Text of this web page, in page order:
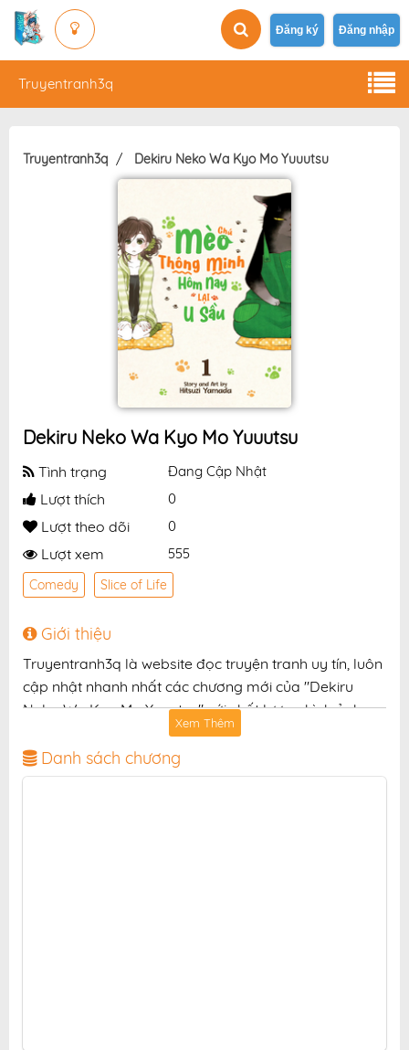
Đăng ký Đăng nhập
Truyentranh3q
Truyentranh3q Dekiru Neko Wa Kyo Mo Yuuutsu
Dekiru Neko Wa Kyo Mo Yuuutsu
Tình trạng Đang Cập Nhật
Lượt thích 0
Lượt theo dõi 0
Lượt xem 555
Comedy Slice of Life
Giới thiệu
Truyentranh3q là website đọc truyện tranh uy tín, luôn
cập nhật nhanh nhất các chương mới của "Dekiru
Neko Wa Kyo Mo Yuuutsu" với chất lượng hình ảnh
sắc nét, bản dịch chuẩn và giao diện thân thiện, mang
đến trải nghiệm đọc truyện hấp dẫn, tiện lợi, hoàn
toàn miễn phí cho độc giả yêu thích truyện tranh
Xem Thêm
Danh sách chương